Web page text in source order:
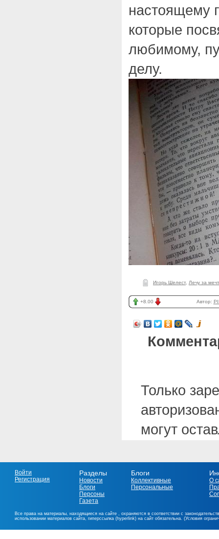
настоящему
которые
любимому,
делу.
Игорь Шелест, Лечу за
+8.00 Автор:
Только
могут
Войти
Регистрация
Разделы
Новости
Блоги
Персоны
Газета
Блоги
Коллективные
Персональные
О
Все права на материалы, находящиеся на сайте , охраняются в соответствии с
использовании материалов сайта, гиперссылка (hyperlink) на сайт обязательна. (Условия